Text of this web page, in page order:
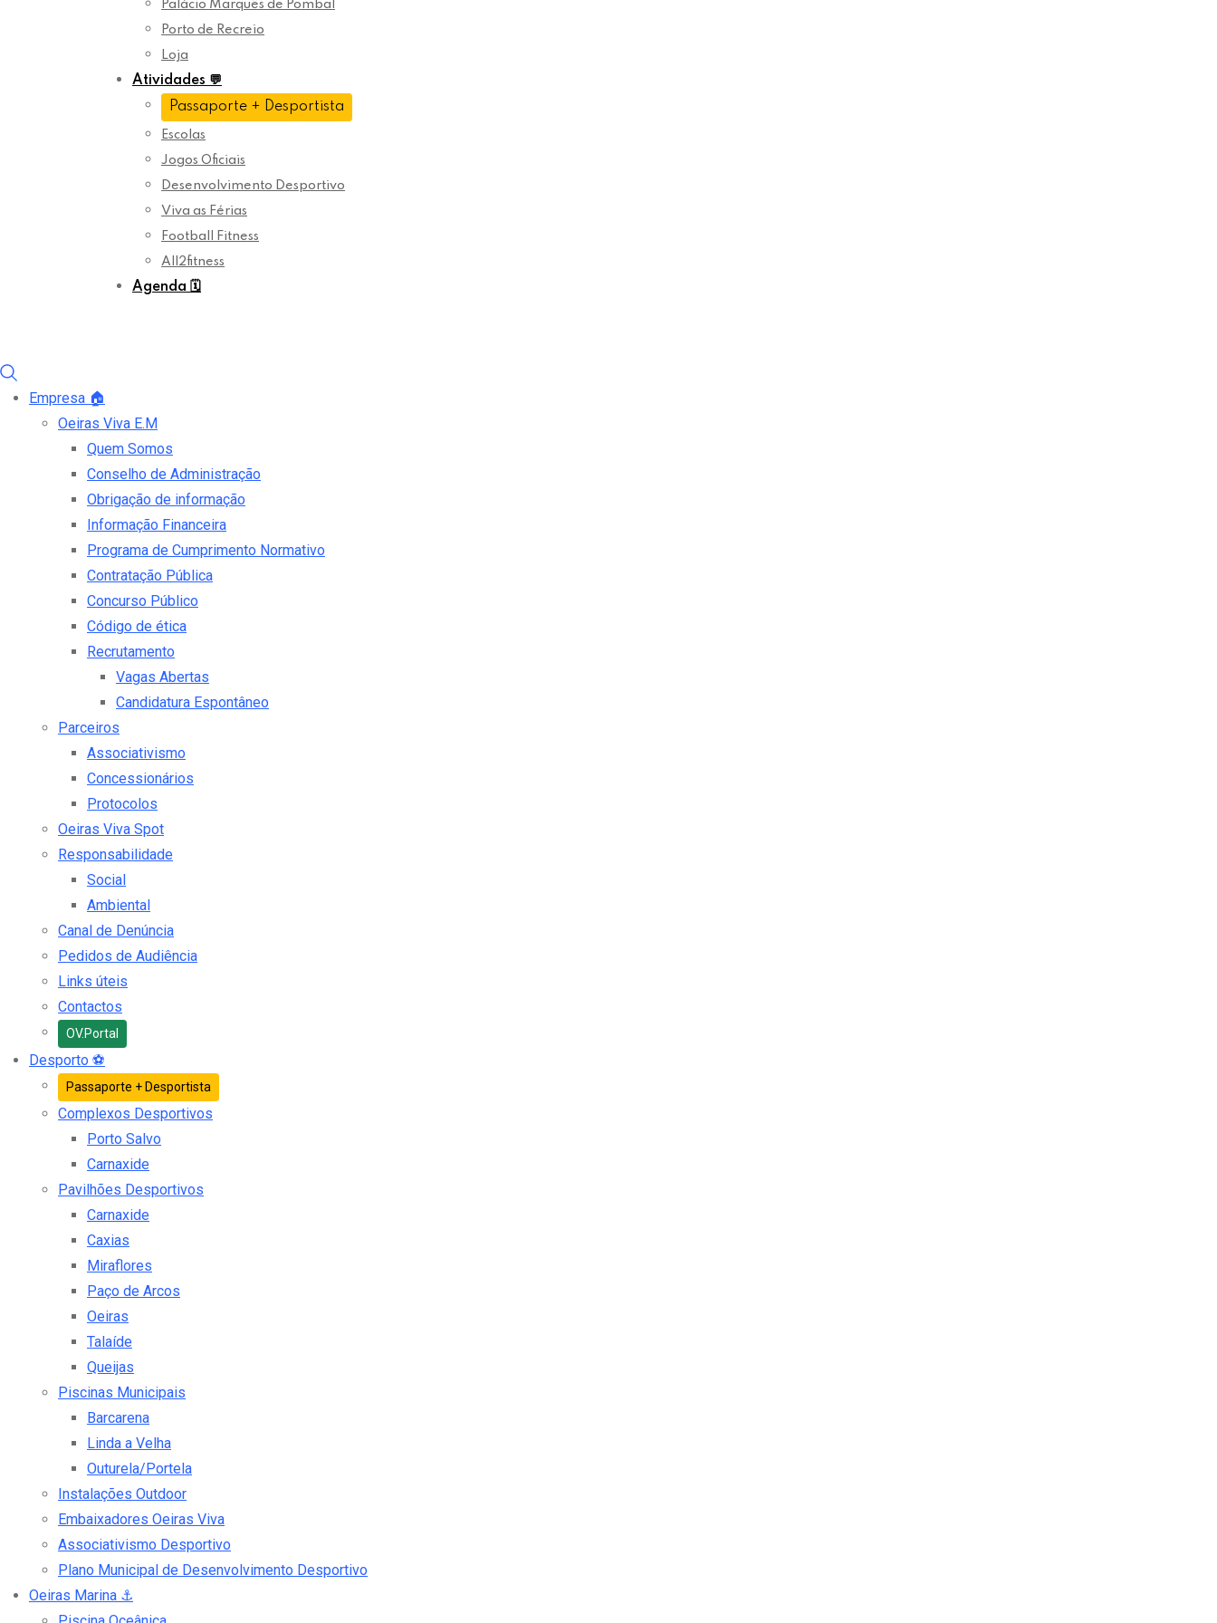
Palácio Marquês de Pombal
Porto de Recreio
Loja
Atividades 💬
Passaporte + Desportista
Escolas
Jogos Oficiais
Desenvolvimento Desportivo
Viva as Férias
Football Fitness
All2fitness
Agenda 🗓️
Empresa 🏠
Oeiras Viva E.M
Quem Somos
Conselho de Administração
Obrigação de informação
Informação Financeira
Programa de Cumprimento Normativo
Contratação Pública
Concurso Público
Código de ética
Recrutamento
Vagas Abertas
Candidatura Espontâneo
Parceiros
Associativismo
Concessionários
Protocolos
Oeiras Viva Spot
Responsabilidade
Social
Ambiental
Canal de Denúncia
Pedidos de Audiência
Links úteis
Contactos
OV.Portal
Desporto ⚽
Passaporte + Desportista
Complexos Desportivos
Porto Salvo
Carnaxide
Pavilhões Desportivos
Carnaxide
Caxias
Miraflores
Paço de Arcos
Oeiras
Talaíde
Queijas
Piscinas Municipais
Barcarena
Linda a Velha
Outurela/Portela
Instalações Outdoor
Embaixadores Oeiras Viva
Associativismo Desportivo
Plano Municipal de Desenvolvimento Desportivo
Oeiras Marina ⚓